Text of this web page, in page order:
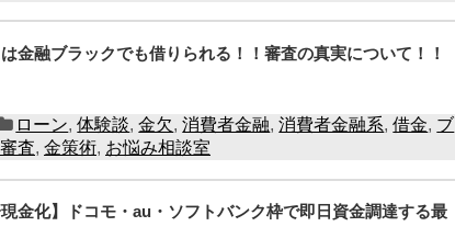
金融ブラックでも借りられる！！審査の真実について！！
ローン,体験談,金欠,消費者金融,消費者金融系,借金, ブ
査, 金策術, お悩み相談室
現金化】ドコモ・au・ソフトバンク枠で即日資金調達する最